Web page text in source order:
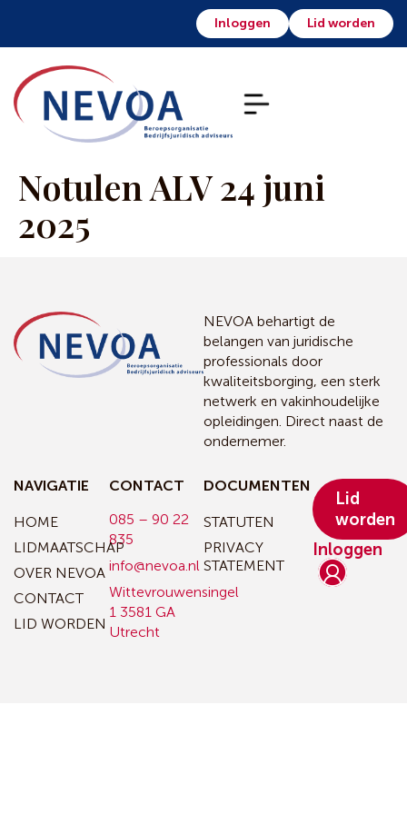
Inloggen Lid worden
Notulen ALV 24 juni
2025
NEVOA behartigt de
belangen van juridische
professionals door
kwaliteitsborging, een sterk
netwerk en vakinhoudelijke
opleidingen. Direct naast de
ondernemer.
NAVIGATIE
HOME
LIDMAATSCHAP
OVER NEVOA
CONTACT
LID WORDEN
CONTACT
085 – 90 22
835
info@nevoa.nl
Wittevrouwensingel
1 3581 GA
Utrecht
DOCUMENTEN
STATUTEN
PRIVACY
STATEMENT
Inloggen
Lid
worden